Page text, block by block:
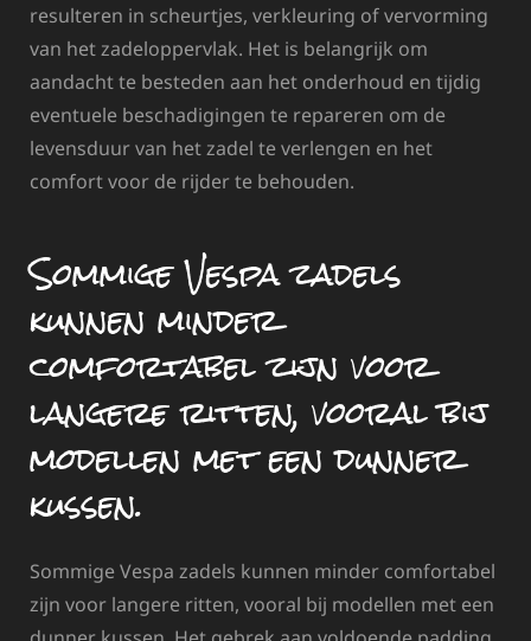
resulteren in scheurtjes, verkleuring of vervorming
van het zadeloppervlak. Het is belangrijk om
aandacht te besteden aan het onderhoud en tijdig
eventuele beschadigingen te repareren om de
levensduur van het zadel te verlengen en het
comfort voor de rijder te behouden.
Sommige Vespa zadels
kunnen minder
comfortabel zijn voor
langere ritten, vooral bij
modellen met een dunner
kussen.
Sommige Vespa zadels kunnen minder comfortabel
zijn voor langere ritten, vooral bij modellen met een